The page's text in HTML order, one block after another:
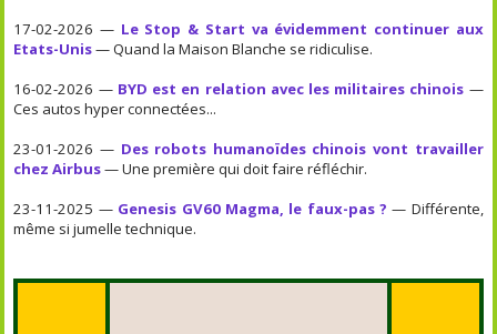
17-02-2026 — Le Stop & Start va évidemment continuer aux
Etats-Unis— Quand la Maison Blanche se ridiculise.
16-02-2026 — BYD est en relation avec les militaires chinois —
Ces autos hyper connectées...
23-01-2026 — Des robots humanoïdes chinois vont travailler
chez Airbus— Une première qui doit faire réfléchir.
23-11-2025 — Genesis GV60 Magma, le faux-pas ? — Différente,
même si jumelle technique.